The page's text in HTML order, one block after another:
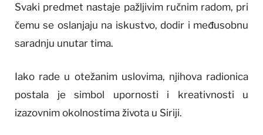
Svaki predmet nastaje pažljivim ručnim radom, pri
čemu se oslanjaju na iskustvo, dodir i međusobnu
saradnju unutar tima.
Iako rade u otežanim uslovima, njihova radionica
postala je simbol upornosti i kreativnosti u
izazovnim okolnostima života u Siriji.